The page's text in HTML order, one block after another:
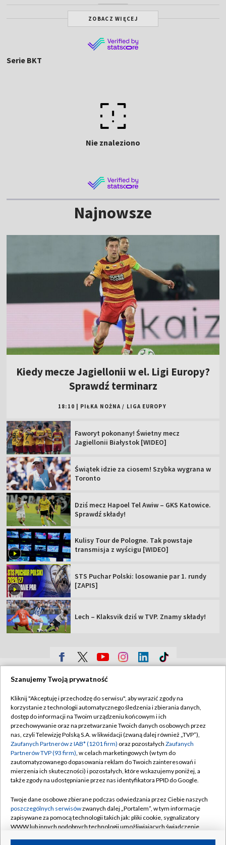
ZOBACZ WIĘCEJ
Serie BKT
Nie znaleziono
Najnowsze
Kiedy mecze Jagiellonii w el. Ligi Europy?
Sprawdź terminarz
18:10 PIŁKA NOŻNA / LIGA EUROPY
Faworyt pokonany! Świetny mecz
Jagiellonii Białystok [WIDEO]
Świątek idzie za ciosem! Szybka wygrana w
Toronto
Dziś mecz Hapoel Tel Awiw – GKS Katowice.
Sprawdź składy!
Kulisy Tour de Pologne. Tak powstaje
transmisja z wyścigu [WIDEO]
STS Puchar Polski: losowanie par 1. rundy
[ZAPIS]
Lech – Klaksvik dziś w TVP. Znamy składy!
Sklep TVP
Biuro Reklamy
Oferta Handlowa
Telegazeta ogłoszenia
Emisja w TVP
Ogłoszenia przetargowe
Akademia Telewizyjna
Polityka prywatności
Moje zgody
Biuro reklamy
Kontakt
©2026 Telewizja Polska Spółka Akcyjna w likwidacji
Szanujemy Twoją prywatność
Kliknij "Akceptuję i przechodzę do serwisu", aby wyrazić zgody na
korzystanie z technologii automatycznego śledzenia i zbierania danych,
dostęp do informacji na Twoim urządzeniu końcowym i ich
przechowywanie oraz na przetwarzanie Twoich danych osobowych przez
nas, czyli Telewizję Polską S.A. w likwidacji (zwaną dalej również „TVP”),
Zaufanych Partnerów z IAB* (1201 firm) oraz pozostałych Zaufanych
Partnerów TVP (93 firm), w celach marketingowych (w tym do
zautomatyzowanego dopasowania reklam do Twoich zainteresowań i
mierzenia ich skuteczności) i pozostałych, które wskazujemy poniżej, a
także zgody na udostępnianie przez nas identyfikatora PPID do Google.
Twoje dane osobowe zbierane podczas odwiedzania przez Ciebie naszych
poszczególnych serwisówzwanych dalej „Portalem”, w tym informacje
zapisywane za pomocą technologii takich jak: pliki cookie, sygnalizatory
WWW lub innych podobnych technologii umożliwiających świadczenie